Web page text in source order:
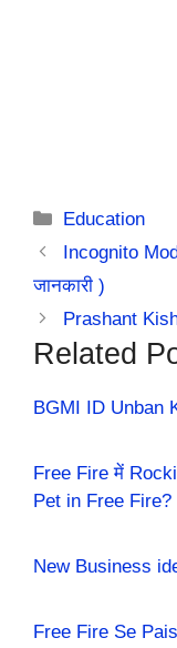
Categories
Education
Incognito
जानकारी )
Prashant
Related
BGMI ID Unban
Free Fire में
Pet in Free Fire?
New Business
Free Fire Se